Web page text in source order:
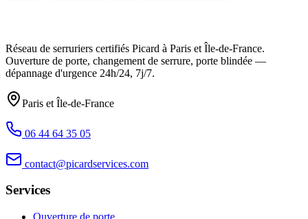
Réseau de serruriers certifiés Picard à Paris et Île-de-France.
Ouverture de porte, changement de serrure, porte blindée —
dépannage d'urgence 24h/24, 7j/7.
Paris et Île-de-France
06 44 64 35 05
contact@picardservices.com
Services